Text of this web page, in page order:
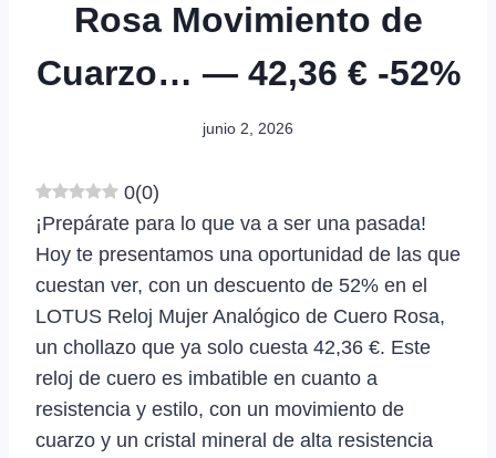
Rosa Movimiento de
Cuarzo… — 42,36 € -52%
junio 2, 2026
0(0)
¡Prepárate para lo que va a ser una pasada!
Hoy te presentamos una oportunidad de las que
cuestan ver, con un descuento de 52% en el
LOTUS Reloj Mujer Analógico de Cuero Rosa,
un chollazo que ya solo cuesta 42,36 €. Este
reloj de cuero es imbatible en cuanto a
resistencia y estilo, con un movimiento de
cuarzo y un cristal mineral de alta resistencia